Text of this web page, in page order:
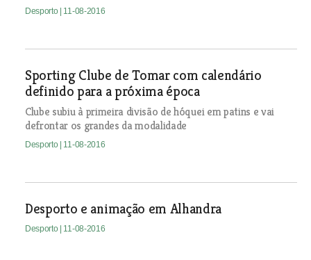
Desporto | 11-08-2016
Sporting Clube de Tomar com calendário
definido para a próxima época
Clube subiu à primeira divisão de hóquei em patins e vai
defrontar os grandes da modalidade
Desporto | 11-08-2016
Desporto e animação em Alhandra
Desporto | 11-08-2016